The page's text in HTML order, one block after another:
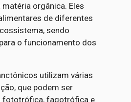
orgânica. Eles
de diferentes
sendo
o funcionamento dos
utilizam várias
que podem ser
fototrófica, fagotrófica e